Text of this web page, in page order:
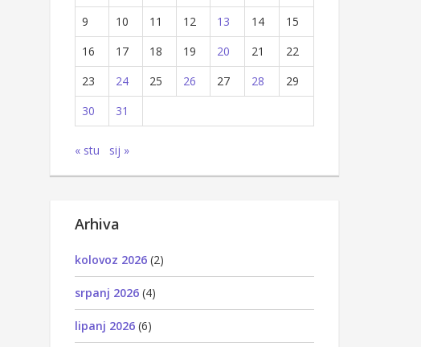
9
10 11 12 13 14
15
16
17 18 19 20 21
22
23
24 25 26 27 28
29
30
31
« stu sij »
Arhiva
kolovoz 2026 (2)
srpanj 2026 (4)
lipanj 2026 (6)